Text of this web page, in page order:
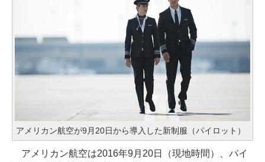
アメリカン航空が9月20日から導入した新制服（パイロット）
アメリカン航空は2016年9月20日（現地時間）、パイ